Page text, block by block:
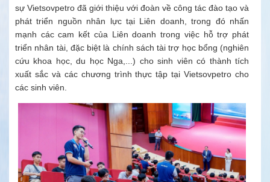
sự Vietsovpetro đã giới thiệu với đoàn về công tác đào tạo và
phát triển nguồn nhân lực tại Liên doanh, trong đó nhấn
mạnh các cam kết của Liên doanh trong việc hỗ trợ phát
triển nhân tài, đặc biệt là chính sách tài trợ học bổng (nghiên
cứu khoa học, du học Nga,...) cho sinh viên có thành tích
xuất sắc và các chương trình thực tập tại Vietsovpetro cho
các sinh viên.